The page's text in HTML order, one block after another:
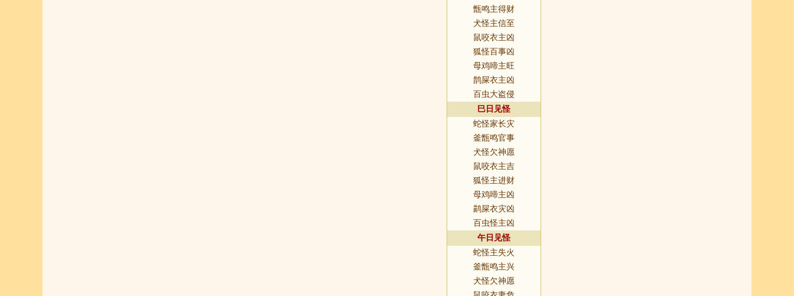
甑鸣主得财
犬怪主信至
鼠咬衣主凶
狐怪百事凶
母鸡啼主旺
鹊屎衣主凶
百虫大盗侵
巳日见怪
蛇怪家长灾
釜甑鸣官事
犬怪欠神愿
鼠咬衣主吉
狐怪主进财
母鸡啼主凶
鹋屎衣灾凶
百虫怪主凶
午日见怪
蛇怪主失火
釜甑鸣主兴
犬怪欠神愿